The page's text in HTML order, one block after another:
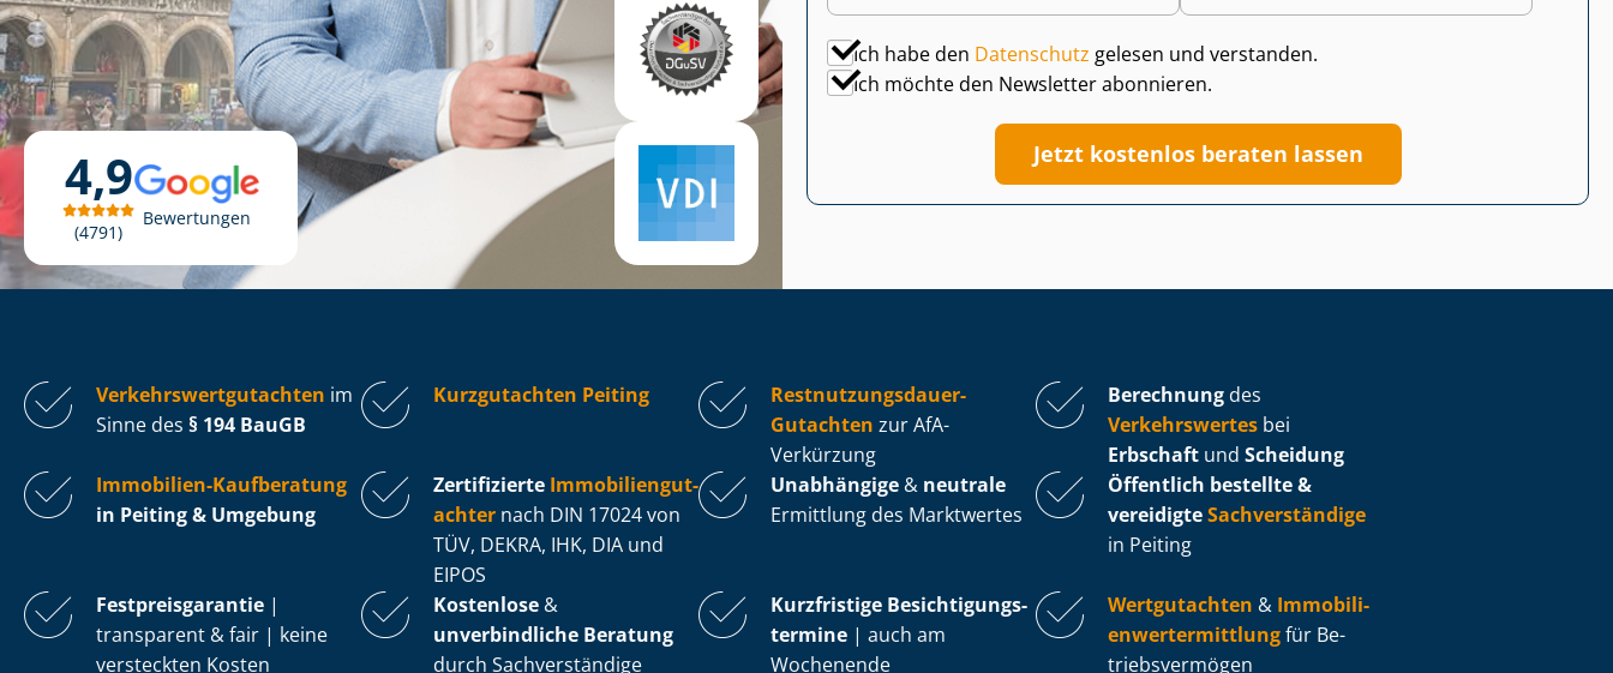
4,9
4791
Bewertungen
Ich habe den Datenschutz gelesen und verstanden.
Ich möchte den Newsletter abonnieren.
Jetzt kostenlos beraten lassen
Ver­kehrs­wert­gut­ach­ten im
Sinne des § 194 BauGB
Kurzgutachten Peiting
Rest­nut­zungs­dau­er-
Gutachten zur AfA-
Verkürzung
Berechnung des
Verkehrswertes bei
Erbschaft und Scheidung
Immobilien-Kaufberatung
in Peiting & Umgebung
Zertifizierte Im­mo­bi­li­en­gut­
ach­ter nach DIN 17024 von
TÜV, DEKRA, IHK, DIA und
EIPOS
Unabhängige & neutrale
Ermittlung des Marktwertes
Öffentlich bestellte &
vereidigteSachverständige
in Peiting
Fest­preis­ga­ran­tie |
transparent & fair | keine
versteckten Kosten
Kostenlose &
unverbindliche Beratung
durch Sachverständige
Kurzfristige Be­sich­ti­gungs­
ter­mi­ne | auch am
Wochenende
Wertgutachten & Im­mo­bi­li­
en­wert­ermitt­lungfür Be­
triebs­ver­mö­gen